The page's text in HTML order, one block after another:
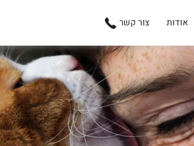
אודות צור קשר